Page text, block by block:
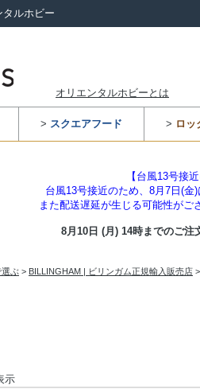
ルホビー
オリエンタルホビーとは
> スクエアフード > ロッ
【台風13号接
台風13号接近のため、8月7日(金
また配送遅延が生じる可能性がご
8月10日 (月) 14時までのご注
選ぶ > BILLINGHAM | ビリンガム正規輸入販売店 >
示